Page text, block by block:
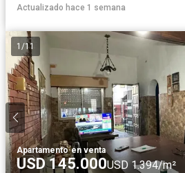
Actualizado hace 1 semana
1 /11
Apartamento·en venta
USD 145.000USD 1.394/m²